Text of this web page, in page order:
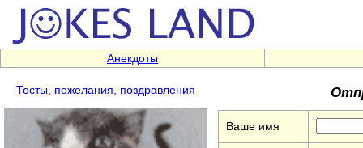
Анекдоты
Тосты, пожелания, поздравления
Ваше имя